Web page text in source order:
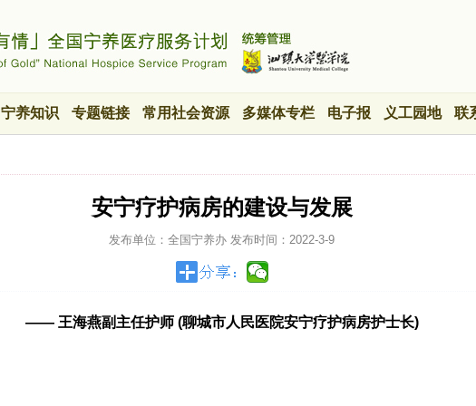
宁养知识 专题链接 常用社会资源 多媒体专栏 电子报 义工园地 联
安宁疗护病房的建设与发展
发布单位：全国宁养办 发布时间： 2022-3-9
—— 王海燕副主任护师 (聊城市人民医院安宁疗护病房护士长)